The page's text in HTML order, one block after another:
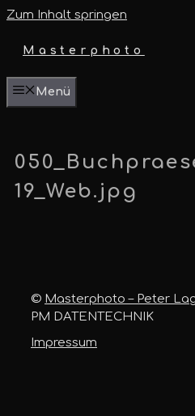
Zum Inhalt springen
Masterphoto
Menü
19_Web.jpg
© Masterphoto – Peter
PM DATENTECHNIK
Impressum